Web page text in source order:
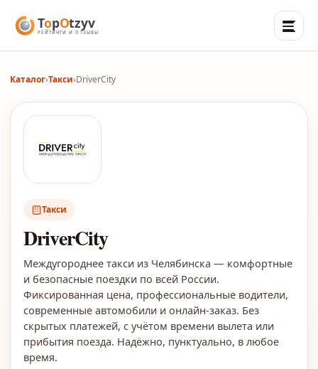
Каталог›Такси›DriverCity
Такси
DriverCity
Междугороднее такси из Челябинска — комфортные
и безопасные поездки по всей России.
Фиксированная цена, профессиональные водители,
современные автомобили и онлайн-заказ. Без
скрытых платежей, с учётом времени вылета или
прибытия поезда. Надёжно, пунктуально, в любое
время.